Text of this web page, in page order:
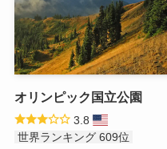
オリンピック国立公園
3.8
世界ランキング 609位